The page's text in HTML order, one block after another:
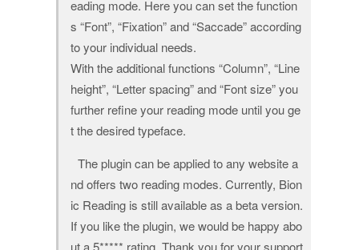
eading mode. Here you can set the function
s “Font”, “Fixation” and “Saccade” according
to your individual needs.
With the additional functions “Column”, “Line
height”, “Letter spacing” and “Font size” you
further refine your reading mode until you ge
t the desired typeface.
The plugin can be applied to any website a
nd offers two reading modes. Currently, Bion
ic Reading is still available as a beta version.
If you like the plugin, we would be happy abo
ut a 5***** rating. Thank you for your support